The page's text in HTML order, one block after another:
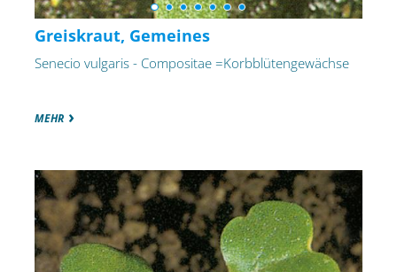
Greiskraut, Gemeines
Senecio vulgaris - Compositae =Korbblütengewächse
MEHR